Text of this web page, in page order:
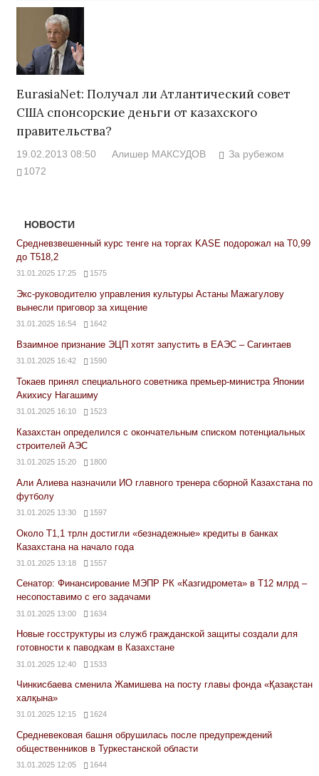
EurasiaNet: Получал ли Атлантический совет
США спонсорские деньги от казахского
правительства?
19.02.2013 08:50 Алишер МАКСУДОВ
За рубежом
1072
НОВОСТИ
Средневзвешенный курс тенге на торгах KASE подорожал на Т0,99
до Т518,2
31.01.2025 17:25 1575
Экс-руководителю управления культуры Астаны Мажагулову
вынесли приговор за хищение
31.01.2025 16:54 1642
Взаимное признание ЭЦП хотят запустить в ЕАЭС – Сагинтаев
31.01.2025 16:42 1590
Токаев принял специального советника премьер-министра Японии
Акихису Нагашиму
31.01.2025 16:10 1523
Казахстан определился с окончательным списком потенциальных
строителей АЭС
31.01.2025 15:20 1800
Али Алиева назначили ИО главного тренера сборной Казахстана по
футболу
31.01.2025 13:30 1597
Около Т1,1 трлн достигли «безнадежные» кредиты в банках
Казахстана на начало года
31.01.2025 13:18 1557
Сенатор: Финансирование МЭПР РК «Казгидромета» в Т12 млрд –
несопоставимо с его задачами
31.01.2025 13:00 1634
Новые госструктуры из служб гражданской защиты создали для
готовности к паводкам в Казахстане
31.01.2025 12:40 1533
Чинкисбаева сменила Жамишева на посту главы фонда «Қазақстан
халқына»
31.01.2025 12:15 1624
Средневековая башня обрушилась после предупреждений
общественников в Туркестанской области
31.01.2025 12:05 1644